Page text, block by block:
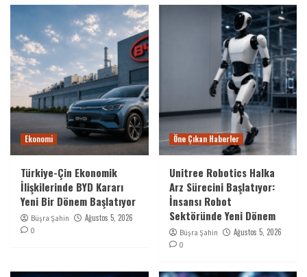
Ekonomi
Türkiye-Çin Ekonomik
İlişkilerinde BYD Kararı
Yeni Bir Dönem Başlatıyor
Büşra Şahin Ağustos 5, 2026
0
Öne Çıkan Haberler
Unitree Robotics Halka
Arz Sürecini Başlatıyor:
İnsansı Robot
Sektöründe Yeni Dönem
Büşra Şahin Ağustos 5, 2026
0